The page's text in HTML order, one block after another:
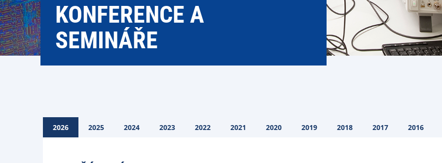
KONFERENCE A
SEMINÁŘE
2026 2025 2024 2023 2022 2021 2020 2019 2018 2017 2016